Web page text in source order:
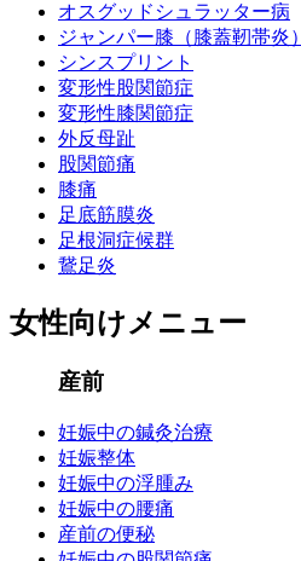
オスグッドシュラッター病
ジャンパー膝（膝蓋靭帯炎）
シンスプリント
変形性股関節症
変形性膝関節症
外反母趾
股関節痛
膝痛
足底筋膜炎
足根洞症候群
鵞足炎
女性向けメニュー
産前
妊娠中の鍼灸治療
妊娠整体
妊娠中の浮腫み
妊娠中の腰痛
産前の便秘